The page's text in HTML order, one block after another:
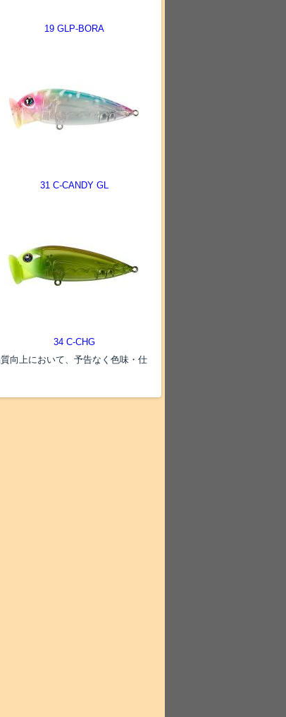
19 GLP-BORA
31 C-CANDY GL
34 C-CHG
向上において、予告なく色味・仕